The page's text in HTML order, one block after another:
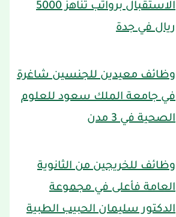
الاستقبال برواتب تناهز 5000
ريال في جدة
وظائف معيدين للجنسين شاغرة
في جامعة الملك سعود للعلوم
الصحية في 3 مدن
وظائف للخريجين من الثانوية
العامة فأعلى في مجموعة
الدكتور سليمان الحبيب الطبية